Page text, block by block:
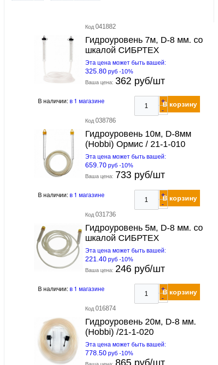
Код 041882
Гидроуровень 7м, D-8 мм. со
шкалой СИБРТЕХ
Эта цена может быть вашей:
325.80 руб -10%
Ваша цена: 362 руб/шт
В наличии:в 1 магазине
+
-
В корзину
Код 038786
Гидроуровень 10м, D-8мм
(Hobbi) Ормис / 21-1-010
Эта цена может быть вашей:
659.70 руб -10%
Ваша цена: 733 руб/шт
В наличии:в 1 магазине
+
-
В корзину
Код 031736
Гидроуровень 5м, D-8 мм. со
шкалой СИБРТЕХ
Эта цена может быть вашей:
221.40 руб -10%
Ваша цена: 246 руб/шт
В наличии:в 1 магазине
+
-
В корзину
Код 016874
Гидроуровень 20м, D-8 мм.
(Hobbi) /21-1-020
Эта цена может быть вашей:
778.50 руб -10%
865 руб/шт